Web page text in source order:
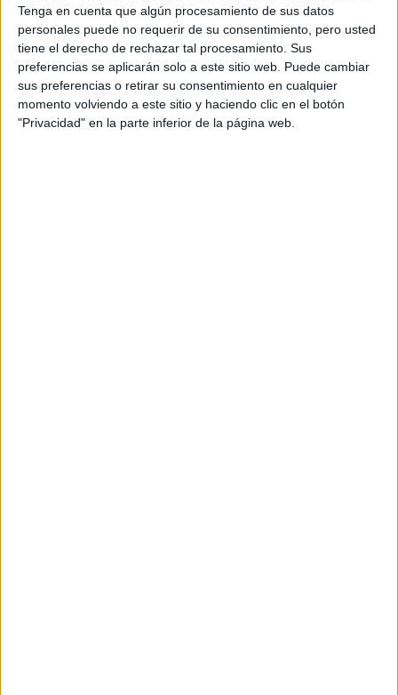
Tenga en cuenta que algún procesamiento de sus datos
personales puede no requerir de su consentimiento, pero usted
tiene el derecho de rechazar tal procesamiento. Sus
preferencias se aplicarán solo a este sitio web. Puede cambiar
sus preferencias o retirar su consentimiento en cualquier
momento volviendo a este sitio y haciendo clic en el botón
"Privacidad" en la parte inferior de la página web.